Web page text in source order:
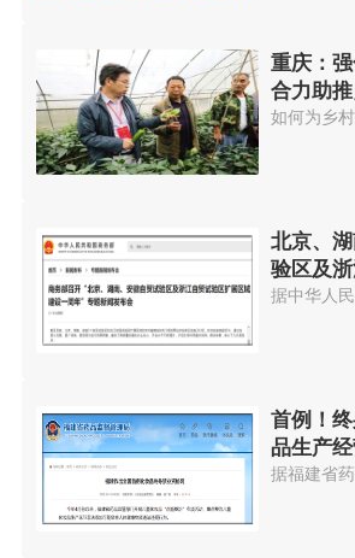
重庆：
合力助
北京、
验区及
展区域
首例！
品生产